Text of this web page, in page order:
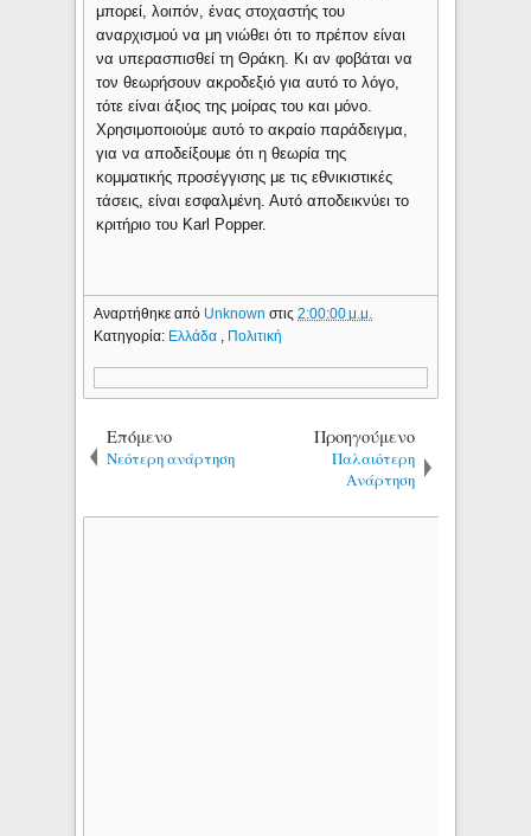
μπορεί, λοιπόν, ένας στοχαστής του
αναρχισμού να μη νιώθει ότι το πρέπον είναι
να υπερασπισθεί τη Θράκη. Κι αν φοβάται να
τον θεωρήσουν ακροδεξιό για αυτό το λόγο,
τότε είναι άξιος της μοίρας του και μόνο.
Χρησιμοποιούμε αυτό το ακραίο παράδειγμα,
για να αποδείξουμε ότι η θεωρία της
κομματικής προσέγγισης με τις εθνικιστικές
τάσεις, είναι εσφαλμένη. Αυτό αποδεικνύει το
κριτήριο του Karl Popper.
Αναρτήθηκε από Unknownστις2:00:00 μ.μ.
Κατηγορία: Ελλάδα , Πολιτική
Επόμενο
Νεότερη ανάρτηση
Προηγούμενο
Παλαιότερη
Ανάρτηση